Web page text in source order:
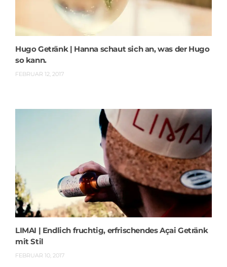
Hugo Getränk | Hanna schaut sich an, was der Hugo
so kann.
FEBRUAR 12, 2017
LIMAI | Endlich fruchtig, erfrischendes Açai Getränk
mit Stil
FEBRUAR 10, 2017